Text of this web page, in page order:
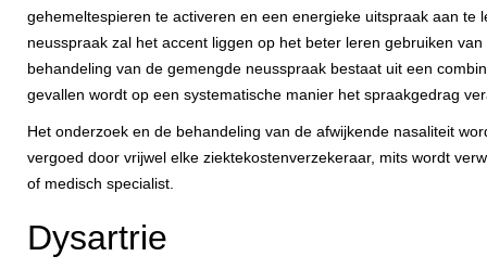
gehemeltespieren te activeren en een energieke uitspraak aan te
neusspraak zal het accent liggen op het beter leren gebruiken
behandeling van de gemengde neusspraak bestaat uit een
gevallen wordt op een systematische manier het spraakgedrag
Het onderzoek en de behandeling van de afwijkende nasaliteit
vergoed door vrijwel elke ziektekostenverzekeraar, mits wordt
of medisch specialist.
Dysartrie